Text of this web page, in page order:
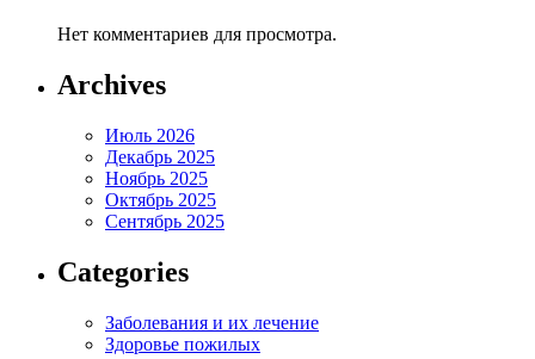
Нет комментариев для просмотра.
Archives
Июль 2026
Декабрь 2025
Ноябрь 2025
Октябрь 2025
Сентябрь 2025
Categories
Заболевания и их лечение
Здоровье пожилых